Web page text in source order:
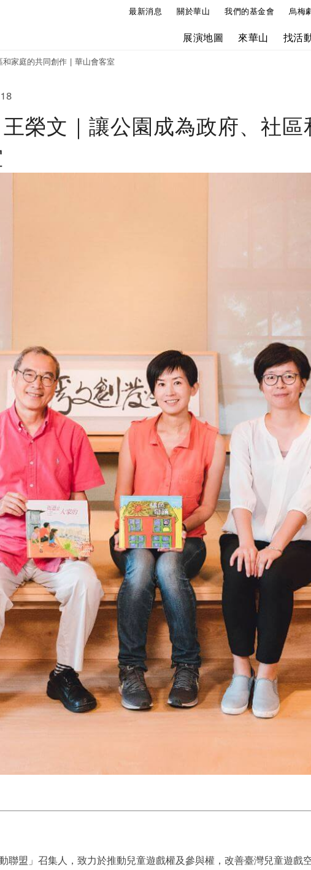
最新消息 關於華山 我們的基金會 烏梅
展演地圖 來華山 找活
家庭的共同創作 | 華山會客室
榮文｜讓公園成為政府、社區
聯盟」召集人，致力於推動兒童遊戲權及參與權，改善臺灣兒童遊戲空